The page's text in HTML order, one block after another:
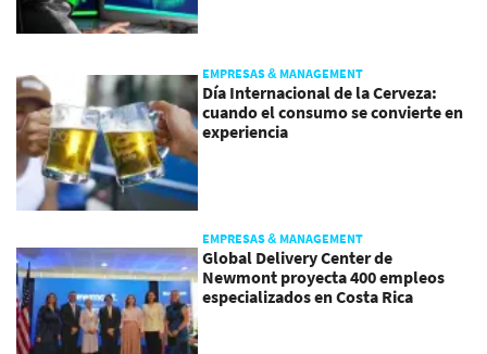
EMPRESAS & MANAGEMENT
Día Internacional de la Cerveza:
cuando el consumo se convierte en
experiencia
EMPRESAS & MANAGEMENT
Global Delivery Center de
Newmont proyecta 400 empleos
especializados en Costa Rica